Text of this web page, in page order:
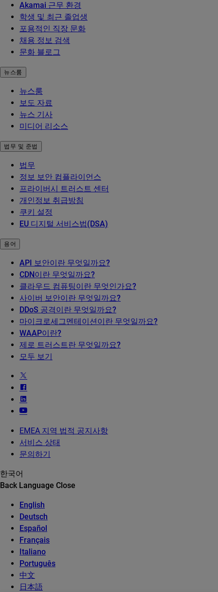
Akamai 근무 환경
학생 및 최근 졸업생
포용적인 직장 문화
채용 정보 검색
문화 블로그
뉴스룸
뉴스룸
보도 자료
뉴스 기사
미디어 리소스
법무 및 준법
법무
정보 보안 컴플라이언스
프라이버시 트러스트 센터
개인정보 취급방침
쿠키 설정
EU 디지털 서비스법(DSA)
용어
API 보안이란 무엇일까요?
CDN이란 무엇일까요?
클라우드 컴퓨팅이란 무엇인가요?
사이버 보안이란 무엇일까요?
DDoS 공격이란 무엇일까요?
마이크로세그멘테이션이란 무엇일까요?
WAAP이란?
제로 트러스트란 무엇일까요?
모두 보기
EMEA 지역 법적 공지사항
서비스 상태
문의하기
한국어
Back Language Close
English
Deutsch
Español
Français
Italiano
Português
中文
日本語